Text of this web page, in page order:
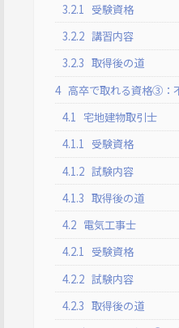
3.2.1 受験資格
3.2.2 講習内容
3.2.3 取得後の道
4 高卒で取れる資格③：
4.1 宅地建物取引士
4.1.1 受験資格
4.1.2 試験内容
4.1.3 取得後の道
4.2 電気工事士
4.2.1 受験資格
4.2.2 試験内容
4.2.3 取得後の道